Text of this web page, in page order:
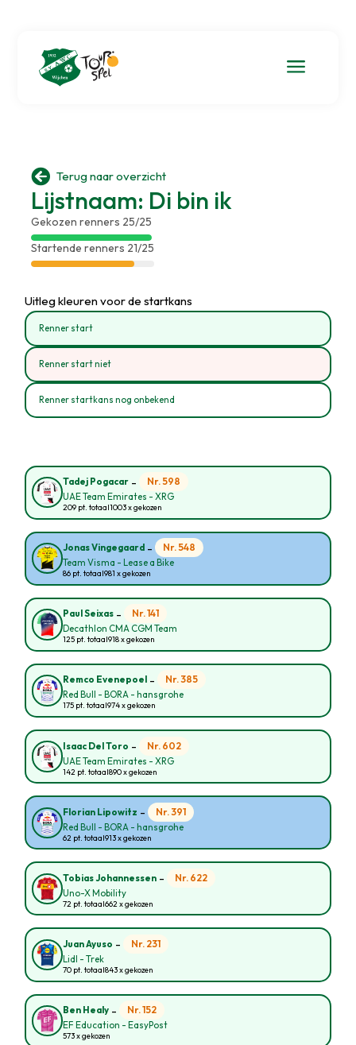
a
 Terug naar overzicht
Lijstnaam: Di bin ik
Gekozen renners 25/25
Startende renners 21/25
Uitleg kleuren voor de startkans
Renner start
Renner start niet
Renner startkans nog onbekend
Tadej Pogacar - Nr. 598
UAE Team Emirates - XRG
209 pt. totaal1003 x gekozen
Jonas Vingegaard - Nr. 548
Team Visma - Lease a Bike
86 pt. totaal981 x gekozen
Paul Seixas - Nr. 141
Decathlon CMA CGM Team
125 pt. totaal918 x gekozen
Remco Evenepoel - Nr. 385
Red Bull - BORA - hansgrohe
175 pt. totaal974 x gekozen
Isaac Del Toro - Nr. 602
UAE Team Emirates - XRG
142 pt. totaal890 x gekozen
Florian Lipowitz - Nr. 391
Red Bull - BORA - hansgrohe
62 pt. totaal913 x gekozen
Tobias Johannessen - Nr. 622
Uno-X Mobility
72 pt. totaal662 x gekozen
Juan Ayuso - Nr. 231
Lidl - Trek
70 pt. totaal843 x gekozen
Ben Healy - Nr. 152
EF Education - EasyPost
573 x gekozen